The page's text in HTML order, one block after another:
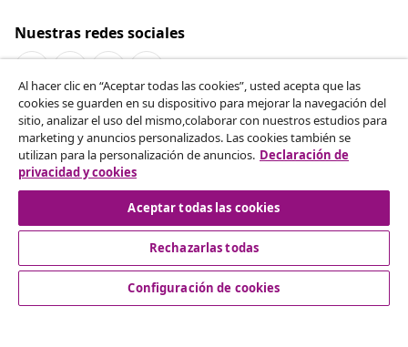
Nuestras redes sociales
Desistir del contrato
Solicita la cancelación de tu pedido.
Desistir del contrato
Servicio al Cliente
Al hacer clic en “Aceptar todas las cookies”, usted acepta que las
cookies se guarden en su dispositivo para mejorar la navegación del
sitio, analizar el uso del mismo,colaborar con nuestros estudios para
marketing y anuncios personalizados. Las cookies también se
utilizan para la personalización de anuncios. Declaración de
privacidad y cookies
Aceptar todas las cookies
Rechazarlas todas
Configuración de cookies